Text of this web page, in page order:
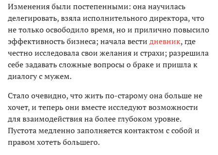
Изменения были постепенными: она научилась
делегировать, взяла исполнительного директора, что
не только освободило время, но и прилично повысило
эффективность бизнеса; начала вести дневник, где
честно исследовала свои желания и страхи; разрешила
себе задавать сложные вопросы о браке и пришла к
диалогу с мужем.
Стало очевидно, что жить по-старому она больше не
хочет, и теперь они вместе исследуют возможности
для взаимодействия на более глубоком уровне.
Пустота медленно заполняется контактом с собой и
правом хотеть большего.